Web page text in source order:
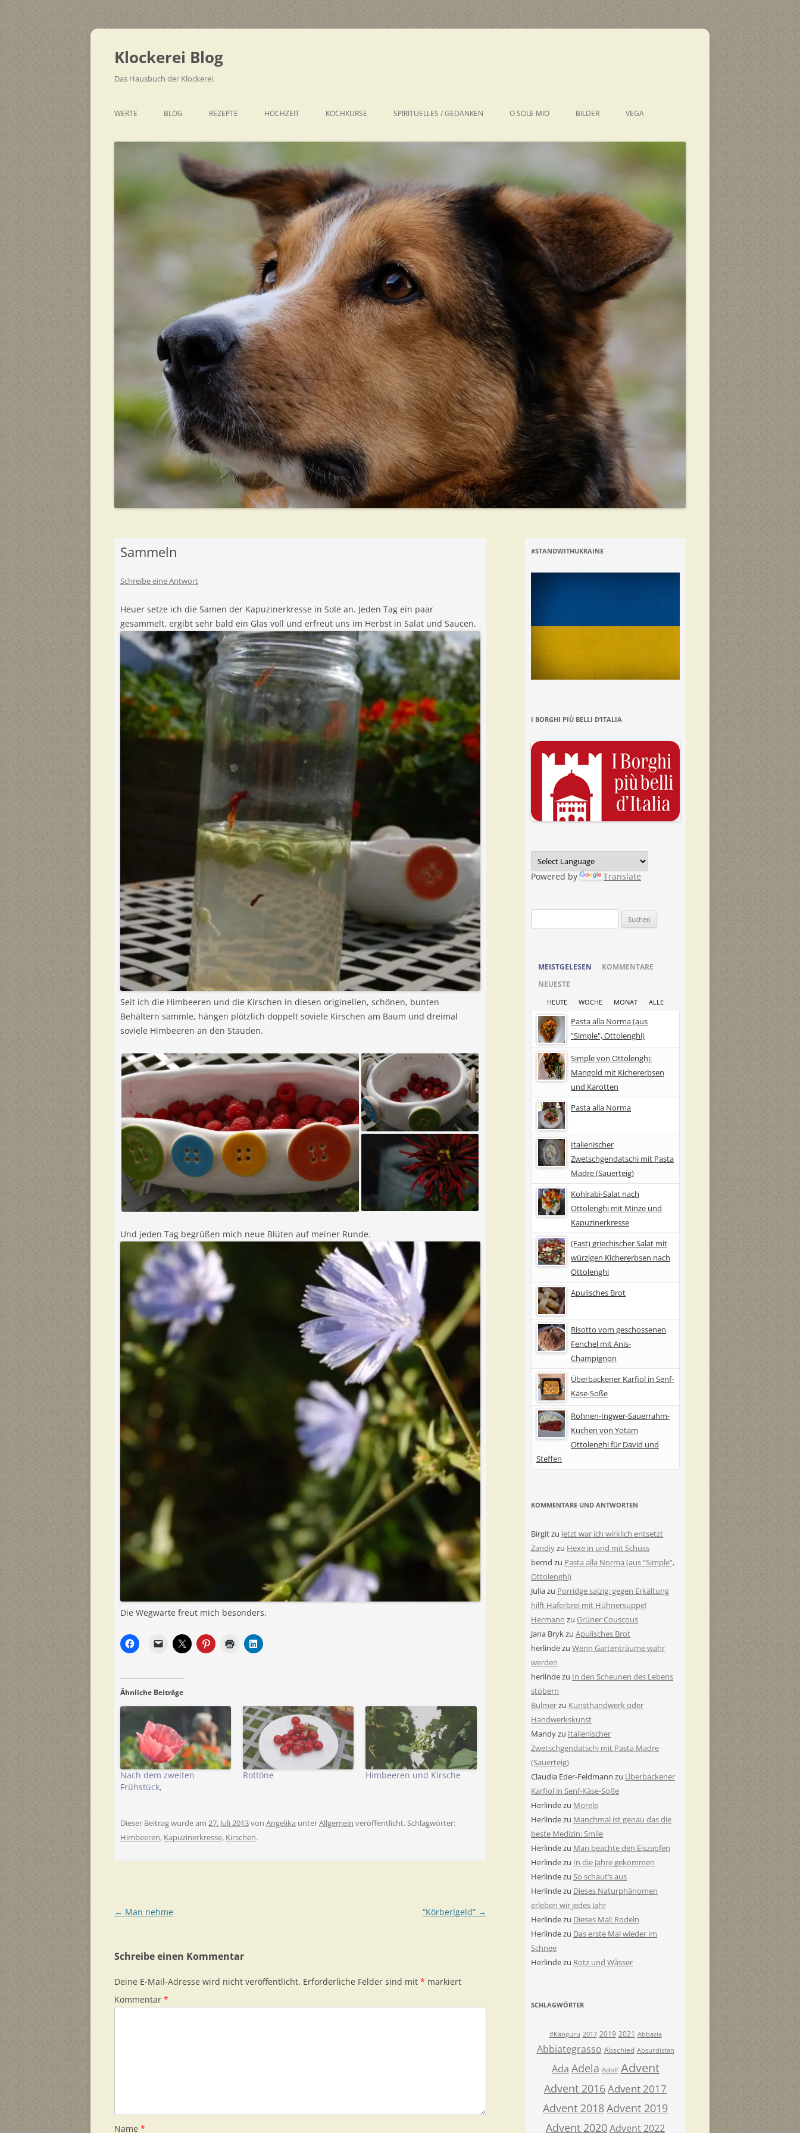
Zum
springen
Klockerei Blog
Das Hausbuch der Klockerei
WERTE BLOG REZEPTE
EINFACH
HOCHZEIT KOCHKURSE SPIRITUELLES / GEDANKEN O SOLE MIO BILDER VEGA
Sammeln
Schreibe eine Antwort
Heuer setze ich die Samen der Kapuzinerkresse in Sole an. Jeden Tag ein paar
gesammelt, ergibt sehr bald ein Glas voll und erfreut uns im Herbst in Salat und Saucen.
Seit ich die Himbeeren und die Kirschen in diesen originellen, schönen, bunten
Behältern sammle, hängen plötzlich doppelt soviele Kirschen am Baum und dreimal
soviele Himbeeren an den Stauden.
Und jeden Tag begrüßen mich neue Blüten auf meiner Runde.
Die Wegwarte freut mich besonders.
Ähnliche Beiträge
Nach dem zweiten
Frühstück,
Rottöne Himbeeren und Kirsche
Dieser Beitrag wurde am 27. Juli 2013von Angelika unterAllgemein veröffentlicht. Schlagwörter:
Himbeeren, Kapuzinerkresse, Kirschen.
Beitragsnavigation
← Man nehme “Körberlgeld” →
Schreibe einen Kommentar
Deine E-Mail-Adresse wird nicht veröffentlicht. Erforderliche Felder sind mit * markiert
Kommentar *
Name *
#STANDWITHUKRAINE
I BORGHI PIÙ BELLI D’ITALIA
Powered by Translate
nach:
MEISTGELESEN
KOMMENTARE
NEUESTE
HEUTE WOCHE MONAT ALLE
Pasta alla Norma (aus
"Simple", Ottolenghi)
Simple von Ottolenghi:
Mangold mit Kichererbsen
und Karotten
Pasta alla Norma
Italienischer
Zwetschgendatschi mit Pasta
Madre (Sauerteig)
Kohlrabi-Salat nach
Ottolenghi mit Minze und
Kapuzinerkresse
(Fast) griechischer Salat mit
würzigen Kichererbsen nach
Ottolenghi
Apulisches Brot
Risotto vom geschossenen
Fenchel mit Anis-
Champignon
Überbackener Karfiol in Senf-
Käse-Soße
Rohnen-Ingwer-Sauerrahm-
Kuchen von Yotam
Ottolenghi für David und
Steffen
KOMMENTARE UND ANTWORTEN
Birgitzu Jetzt war ich wirklich entsetzt
Zandiyzu Hexe in und mit Schuss
bernd zu Pasta alla Norma (aus “Simple”,
Ottolenghi)
Juliazu Porridge salzig: gegen Erkältung
hilft Haferbrei mit Hühnersuppe!
Hermann zu Grüner Couscous
Jana Brykzu Apulisches Brot
herlindezu Wenn Gartenträume wahr
werden
herlindezu In den Scheunen des Lebens
stöbern
Bulmerzu Kunsthandwerk oder
Handwerkskunst
Mandyzu Italienischer
Zwetschgendatschi mit Pasta Madre
(Sauerteig)
Claudia Eder-Feldmann zu Überbackener
Karfiol in Senf-Käse-Soße
Herlindezu Morele
Herlindezu Manchmal ist genau das die
beste Medizin: Smile
Herlindezu Man beachte den Eiszapfen
Herlindezu In die Jahre gekommen
Herlindezu So schaut’s aus
Herlindezu Dieses Naturphänomen
erleben wir jedes Jahr
Herlindezu Dieses Mal: Rodeln
Herlindezu Das erste Mal wieder im
Schnee
Herlindezu Rotz und Wåsser
SCHLAGWÖRTER
#Känguru 2017 2019 2021 Abbazia
Abbiategrasso Abschied Absurdistan
Ada Adela Adolf Advent
Advent 2016Advent 2017
Advent 2018Advent 2019
Advent 2020Advent 2022